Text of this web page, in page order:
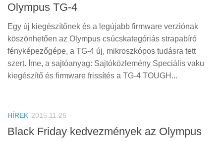
Olympus TG-4
Egy új kiegészítőnek és a legújabb firmware verziónak
köszönhetően az Olympus csúcskategóriás strapabíró
fényképezőgépe, a TG-4 új, mikroszkópos tudásra tett
szert. Íme, a sajtóanyag: Sajtóközlemény Speciális vaku
kiegészítő és firmware frissítés a TG-4 TOUGH...
HÍREK 2015.11.26
Black Friday kedvezmények az Olympus